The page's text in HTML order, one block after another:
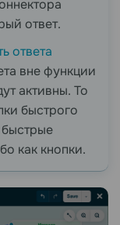
ответ.
ответа
вне функции
активны. То
быстрого
быстрые
как кнопки.